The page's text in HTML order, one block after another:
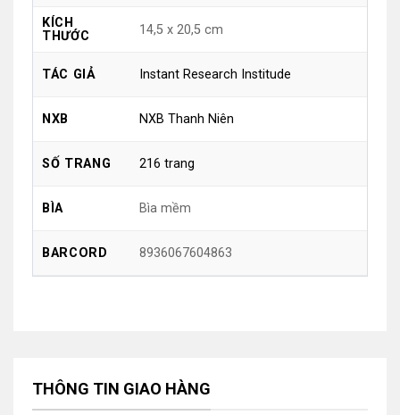
KÍCH
THƯỚC
14,5 x 20,5 cm
TÁC GIẢ Instant Research Institude
NXB NXB Thanh Niên
SỐ TRANG 216 trang
BÌA Bìa mềm
BARCORD 8936067604863
THÔNG TIN GIAO HÀNG